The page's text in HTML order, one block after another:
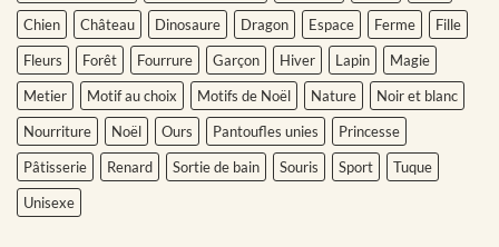
Chien
Château Dinosaure Dragon Espace Ferme
Fille
Fleurs
Forêt Fourrure Garçon Hiver Lapin
Magie
Metier
Motif au choix Motifs de Noël Nature
Noir et blanc
Nourriture
Noël Ours Pantoufles unies
Princesse
Pâtisserie
Renard Sortie de bain Souris Sport
Tuque
Unisexe